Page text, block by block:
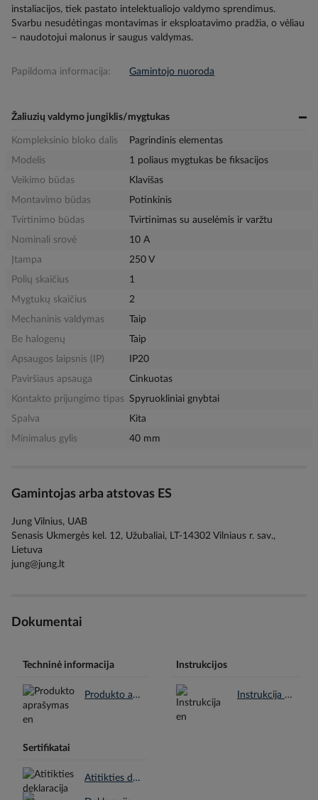
instaliacijos, tiek pastato intelektualiojo valdymo sprendimus.
Svarbu nesudėtingas montavimas ir eksploatavimo pradžia, o vėliau
– naudotojui malonus ir saugus valdymas.
Papildoma informacija: Gamintojo nuoroda
Žaliuzių valdymo jungiklis/mygtukas
Kompleksinio bloko dalis
Pagrindinis elementas
Modelis
1 poliaus mygtukas be fiksacijos
Veikimo būdas
Klavišas
Montavimo būdas
Potinkinis
Tvirtinimo būdas
Tvirtinimas su auselėmis ir varžtu
Nominali srovė
10 A
Įtampa
250 V
Polių skaičius
1
Mygtukų skaičius
2
Mechaninis valdymas
Taip
Be halogenų
Taip
Apsaugos laipsnis (IP)
IP20
Paviršiaus apsauga
Cinkuotas
Kontakto prijungimo tipas Spyruokliniai gnybtai
Spalva
Kita
Minimalus gylis
40 mm
Gamintojas arba atstovas ES
Jung Vilnius, UAB
Senasis Ukmergės kel. 12, Užubaliai, LT-14302 Vilniaus r. sav.,
Lietuva
jung@jung.lt
Dokumentai
Techninė informacija
Produkto aprašymas en.pdf
Instrukcijos
Instrukcija en.pdf
Sertifikatai
Atitikties deklaracija CE en.pdf